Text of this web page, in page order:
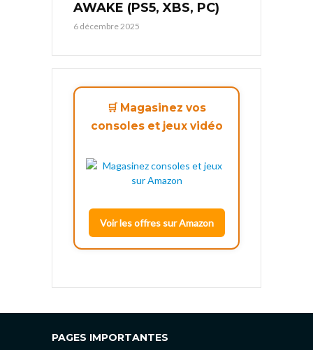
AWAKE (PS5, XBS, PC)
6 décembre 2025
🛒 Magasinez vos
consoles et jeux vidéo
Voir les offres sur Amazon
PAGES IMPORTANTES